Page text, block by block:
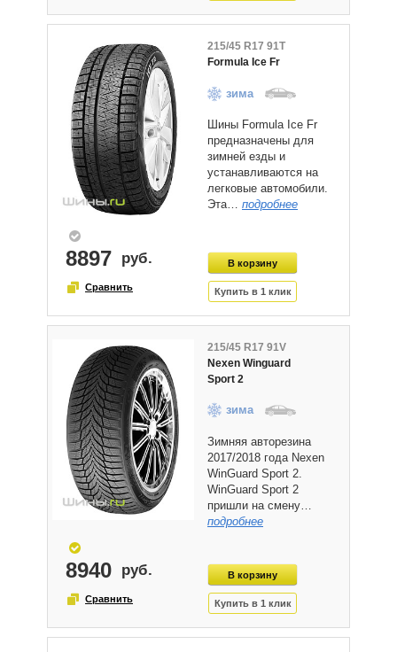
215/45 R17 91T
Formula Ice Fr
зима
Шины Formula Ice Fr
предназначены для
зимней езды и
устанавливаются на
легковые автомобили.
Эта… подробнее
8897
215/45 R17 91V
Nexen Winguard
Sport 2
зима
Зимняя авторезина
2017/2018 года Nexen
WinGuard Sport 2.
WinGuard Sport 2
пришли на смену…
подробнее
8940